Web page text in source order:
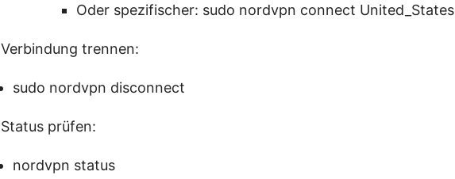
Oder spezifischer: sudo nordvpn connect United_States
Verbindung trennen:
sudo nordvpn disconnect
Status prüfen:
nordvpn status